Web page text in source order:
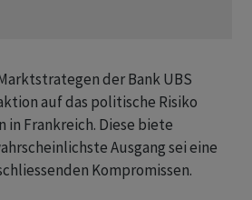
der Bank UBS
auf das politische Risiko
in Frankreich. Diese biete
Ausgang sei eine
Kompromissen.